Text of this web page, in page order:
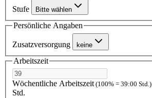
Stufe Bitte wählen
Persönliche Angaben
Zusatzversorgung keine
Arbeitszeit
Wöchentliche Arbeitszeit(100% = 39:00 Std.)
Std.